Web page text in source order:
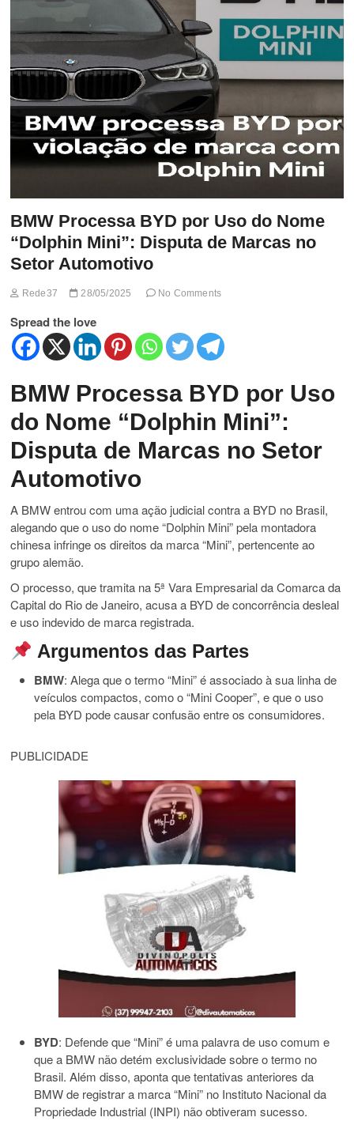
t
t
o
n
BMW Processa BYD por Uso do Nome
“Dolphin Mini”: Disputa de Marcas no
Setor Automotivo
Rede37 28/05/2025 No Comments
Spread the love
BMW Processa BYD por Uso
do Nome “Dolphin Mini”:
Disputa de Marcas no Setor
Automotivo
A BMW entrou com uma ação judicial contra a BYD no Brasil,
alegando que o uso do nome “Dolphin Mini” pela montadora
chinesa infringe os direitos da marca “Mini”, pertencente ao
grupo alemão.
O processo, que tramita na 5ª Vara Empresarial da Comarca da
Capital do Rio de Janeiro, acusa a BYD de concorrência desleal
e uso indevido de marca registrada.
Argumentos das Partes
BMW:Alega que o termo “Mini” é associado à sua linha de
veículos compactos, como o “Mini Cooper”, e que o uso
pela BYD pode causar confusão entre os consumidores.
PUBLICIDADE
BYD: Defende que “Mini” é uma palavra de uso comum e
que a BMW não detém exclusividade sobre o termo no
Brasil. Além disso, aponta que tentativas anteriores da
BMW de registrar a marca “Mini” no Instituto Nacional da
Propriedade Industrial (INPI) não obtiveram sucesso.